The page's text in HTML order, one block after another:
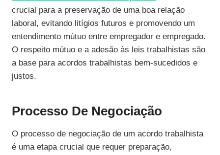
crucial para a preservação de uma boa relação
laboral, evitando litígios futuros e promovendo um
entendimento mútuo entre empregador e empregado.
O respeito mútuo e a adesão às leis trabalhistas são
a base para acordos trabalhistas bem-sucedidos e
justos.
Processo De Negociação
O processo de negociação de um acordo trabalhista
é uma etapa crucial que requer preparação,